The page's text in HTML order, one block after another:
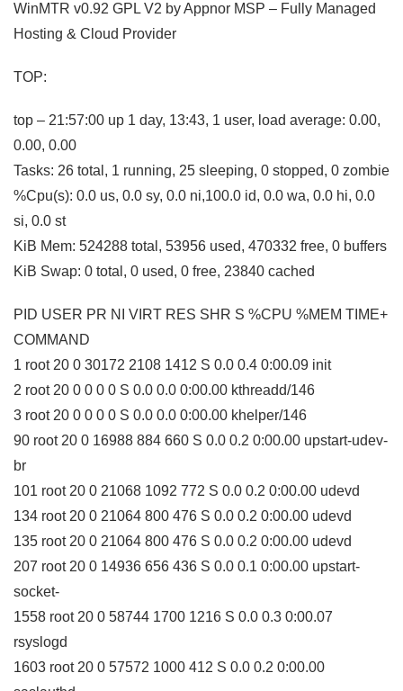
WinMTR v0.92 GPL V2 by Appnor MSP – Fully Managed
Hosting & Cloud Provider
TOP:
top – 21:57:00 up 1 day, 13:43, 1 user, load average: 0.00,
0.00, 0.00
Tasks: 26 total, 1 running, 25 sleeping, 0 stopped, 0 zombie
%Cpu(s): 0.0 us, 0.0 sy, 0.0 ni,100.0 id, 0.0 wa, 0.0 hi, 0.0
si, 0.0 st
KiB Mem: 524288 total, 53956 used, 470332 free, 0 buffers
KiB Swap: 0 total, 0 used, 0 free, 23840 cached
PID USER PR NI VIRT RES SHR S %CPU %MEM TIME+
COMMAND
1 root 20 0 30172 2108 1412 S 0.0 0.4 0:00.09 init
2 root 20 0 0 0 0 S 0.0 0.0 0:00.00 kthreadd/146
3 root 20 0 0 0 0 S 0.0 0.0 0:00.00 khelper/146
90 root 20 0 16988 884 660 S 0.0 0.2 0:00.00 upstart-udev-
br
101 root 20 0 21068 1092 772 S 0.0 0.2 0:00.00 udevd
134 root 20 0 21064 800 476 S 0.0 0.2 0:00.00 udevd
135 root 20 0 21064 800 476 S 0.0 0.2 0:00.00 udevd
207 root 20 0 14936 656 436 S 0.0 0.1 0:00.00 upstart-
socket-
1558 root 20 0 58744 1700 1216 S 0.0 0.3 0:00.07
rsyslogd
1603 root 20 0 57572 1000 412 S 0.0 0.2 0:00.00